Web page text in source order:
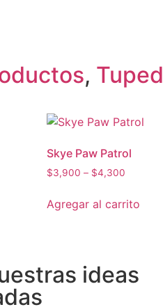
, Tuped
Skye Paw Patrol
$3,900 – $4,300
Agregar al carrito
ideas